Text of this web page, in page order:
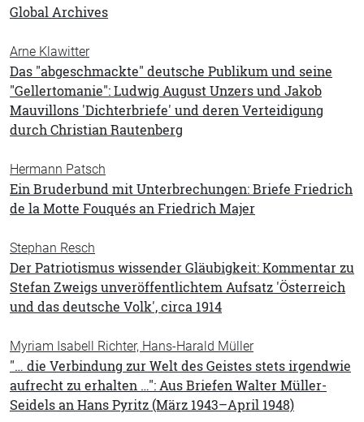
Global Archives
Arne Klawitter
Das "abgeschmackte" deutsche Publikum und seine
"Gellertomanie": Ludwig August Unzers und Jakob
Mauvillons 'Dichterbriefe' und deren Verteidigung
durch Christian Rautenberg
Hermann Patsch
Ein Bruderbund mit Unterbrechungen: Briefe Friedrich
de la Motte Fouqués an Friedrich Majer
Stephan Resch
Der Patriotismus wissender Gläubigkeit: Kommentar zu
Stefan Zweigs unveröffentlichtem Aufsatz 'Österreich
und das deutsche Volk', circa 1914
Myriam Isabell Richter, Hans-Harald Müller
"… die Verbindung zur Welt des Geistes stets irgendwie
aufrecht zu erhalten …": Aus Briefen Walter Müller-
Seidels an Hans Pyritz (März 1943–April 1948)